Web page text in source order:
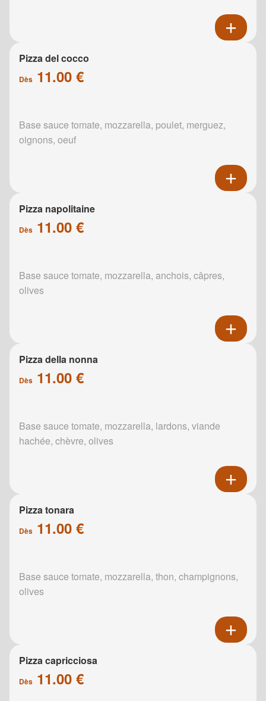
Pizza del cocco
Dès 11.00 €
Base sauce tomate, mozzarella, poulet, merguez,
oignons, oeuf
Pizza napolitaine
Dès 11.00 €
Base sauce tomate, mozzarella, anchois, câpres,
olives
Pizza della nonna
Dès 11.00 €
Base sauce tomate, mozzarella, lardons, viande
hachée, chèvre, olives
Pizza tonara
Dès 11.00 €
Base sauce tomate, mozzarella, thon, champignons,
olives
Pizza capricciosa
Dès 11.00 €